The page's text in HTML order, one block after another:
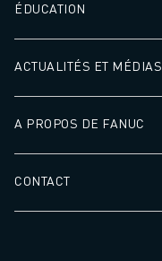
ÉDUCATION
ACTUALITÉS ET MÉDIAS
A PROPOS DE FANUC
CONTACT